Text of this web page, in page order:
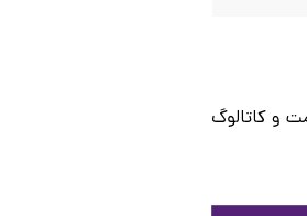
و کاتالوگ